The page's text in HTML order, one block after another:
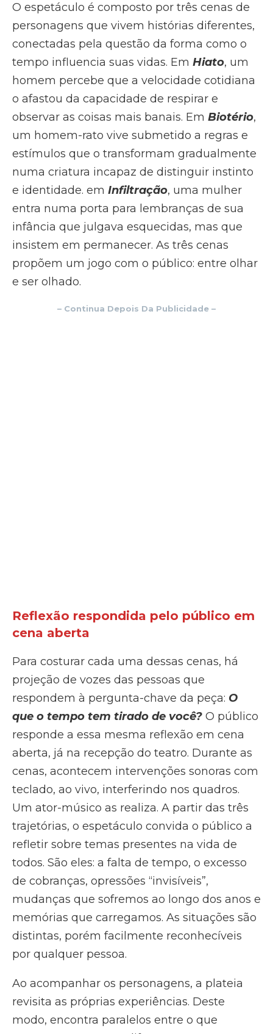
O espetáculo é composto por três cenas de
personagens que vivem histórias diferentes,
conectadas pela questão da forma como o
tempo influencia suas vidas. Em Hiato, um
homem percebe que a velocidade cotidiana
o afastou da capacidade de respirar e
observar as coisas mais banais. Em Biotério,
um homem-rato vive submetido a regras e
estímulos que o transformam gradualmente
numa criatura incapaz de distinguir instinto
e identidade. em Infiltração, uma mulher
entra numa porta para lembranças de sua
infância que julgava esquecidas, mas que
insistem em permanecer. As três cenas
propõem um jogo com o público: entre olhar
e ser olhado.
– Continua Depois Da Publicidade –
Reflexão respondida pelo público em
cena aberta
Para costurar cada uma dessas cenas, há
projeção de vozes das pessoas que
respondem à pergunta-chave da peça: O
que o tempo tem tirado de você? O público
responde a essa mesma reflexão em cena
aberta, já na recepção do teatro. Durante as
cenas, acontecem intervenções sonoras com
teclado, ao vivo, interferindo nos quadros.
Um ator-músico as realiza. A partir das três
trajetórias, o espetáculo convida o público a
refletir sobre temas presentes na vida de
todos. São eles: a falta de tempo, o excesso
de cobranças, opressões “invisíveis”,
mudanças que sofremos ao longo dos anos e
memórias que carregamos. As situações são
distintas, porém facilmente reconhecíveis
por qualquer pessoa.
Ao acompanhar os personagens, a plateia
revisita as próprias experiências. Deste
modo, encontra paralelos entre o que